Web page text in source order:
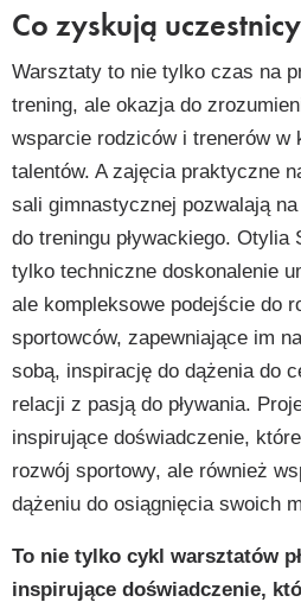
Co zyskują
Warsztaty to nie tylko czas na
trening, ale okazja do
wsparcie rodziców i trenerów w
talentów. A zajęcia praktyczne
sali gimnastycznej pozwalają
do treningu pływackiego. Otylia
tylko techniczne doskonalenie
ale kompleksowe podejście do
sportowców, zapewniające im
sobą, inspirację do dążenia do
relacji z pasją do pływania.
inspirujące doświadczenie,
rozwój sportowy, ale również
dążeniu do osiągnięcia swoich
To nie tylko cykl warsztatów
inspirujące doświadczenie,